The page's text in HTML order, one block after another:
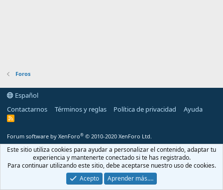
Foros
Español
Contactarnos
Términos y reglas Política de privacidad Ayuda
R
Forum software by XenForo® © 2010-2020 XenForo Ltd.
Este sitio utiliza cookies para ayudar a personalizar el contenido, adaptar tu
experiencia y mantenerte conectado si te has registrado.
Para continuar utilizando este sitio, debe aceptarse nuestro uso de cookies.
Acepto
Aprender más.…